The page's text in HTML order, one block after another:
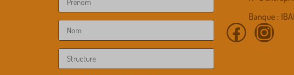
Banque : IBAN